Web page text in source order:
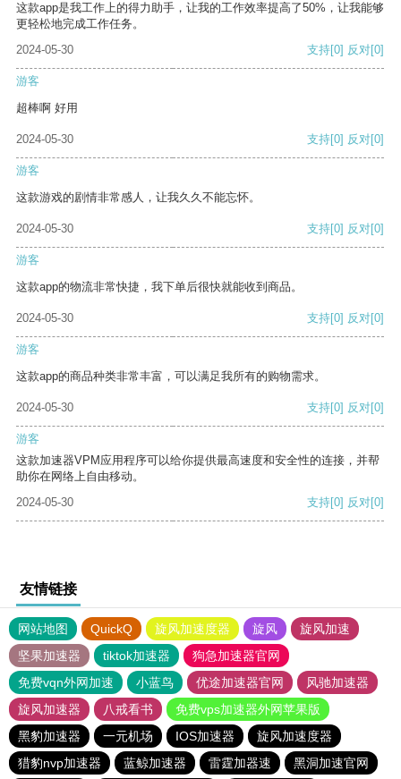
这款app是我工作上的得力助手，让我的工作效率提高了50%，让我能够
更轻松地完成工作任务。
2024-05-30
支持[0] 反对[0]
游客
超棒啊 好用
2024-05-30 支持[0] 反对[0]
游客
这款游戏的剧情非常感人，让我久久不能忘怀。
2024-05-30 支持[0] 反对[0]
游客
这款app的物流非常快捷，我下单后很快就能收到商品。
2024-05-30 支持[0] 反对[0]
游客
这款app的商品种类非常丰富，可以满足我所有的购物需求。
2024-05-30 支持[0] 反对[0]
游客
这款加速器VPM应用程序可以给你提供最高速度和安全性的连接，并帮
助你在网络上自由移动。
2024-05-30
支持[0] 反对[0]
友情链接
网站地图 QuickQ 旋风加速度器 旋风
旋风加速
坚果加速器
tiktok加速器
狗急加速器官网
免费vqn外网加速
小蓝鸟 优途加速器官网
风驰加速器
旋风加速器
八戒看书
免费vps加速器外网苹果版
黑豹加速器
一元机场 IOS加速器
旋风加速度器
猎豹nvp加速器
蓝鲸加速器 雷霆加器速 黑洞加速官网